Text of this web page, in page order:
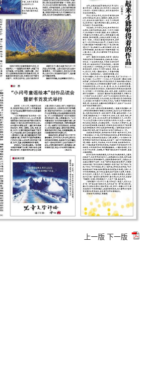
上一版 下一版